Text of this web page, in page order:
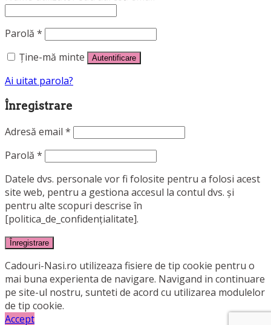
Parolă *
Ține-mă minte
Autentificare
Ai uitat parola?
Înregistrare
Adresă email *
Parolă *
Datele dvs. personale vor fi folosite pentru a folosi acest
site web, pentru a gestiona accesul la contul dvs. și
pentru alte scopuri descrise în
[politica_de_confidențialitate].
Înregistrare
Cadouri-Nasi.ro utilizeaza fisiere de tip cookie pentru o
mai buna experienta de navigare. Navigand in continuare
pe site-ul nostru, sunteti de acord cu utilizarea modulelor
de tip cookie.
Accept